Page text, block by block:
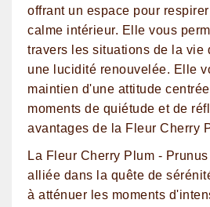
offrant un espace pour
calme intérieur. Elle vous
travers les situations de la vie
une lucidité renouvelée. Elle
maintien d'une attitude
moments de quiétude et de
avantages de la Fleur Cherry
La Fleur Cherry Plum -
alliée dans la quête de
à atténuer les moments